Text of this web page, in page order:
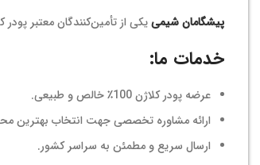
پیشگامان شیمییکی از تأمین‌کنندگان معتبر
خدمات ما:
عرضه پودر کلاژن 100٪ خالص و طبیعی.
ارائه مشاوره تخصصی جهت انتخاب بهترین
ارسال سریع و مطمئن به سراسر کشور.